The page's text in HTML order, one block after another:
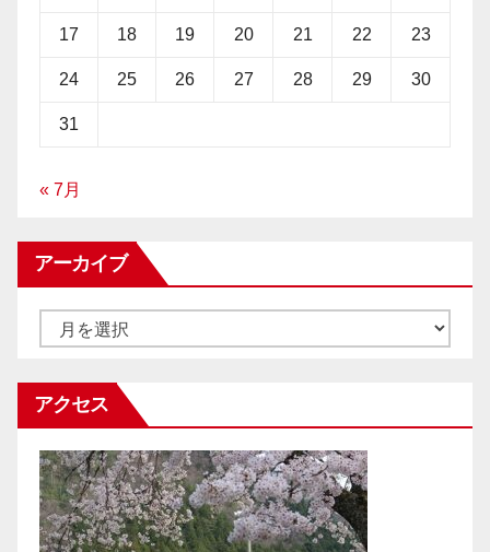
17 18 19 20 21 22 23
24 25 26 27 28 29 30
31
« 7月
アーカイブ
ブ
アクセス